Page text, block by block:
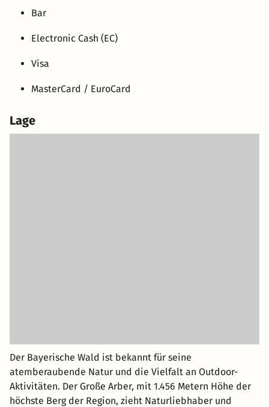
Bar
Electronic Cash (EC)
Visa
MasterCard / EuroCard
Lage
Der Bayerische Wald ist bekannt für seine
atemberaubende Natur und die Vielfalt an Outdoor-
Aktivitäten. Der Große Arber, mit 1.456 Metern Höhe der
höchste Berg der Region, zieht Naturliebhaber und